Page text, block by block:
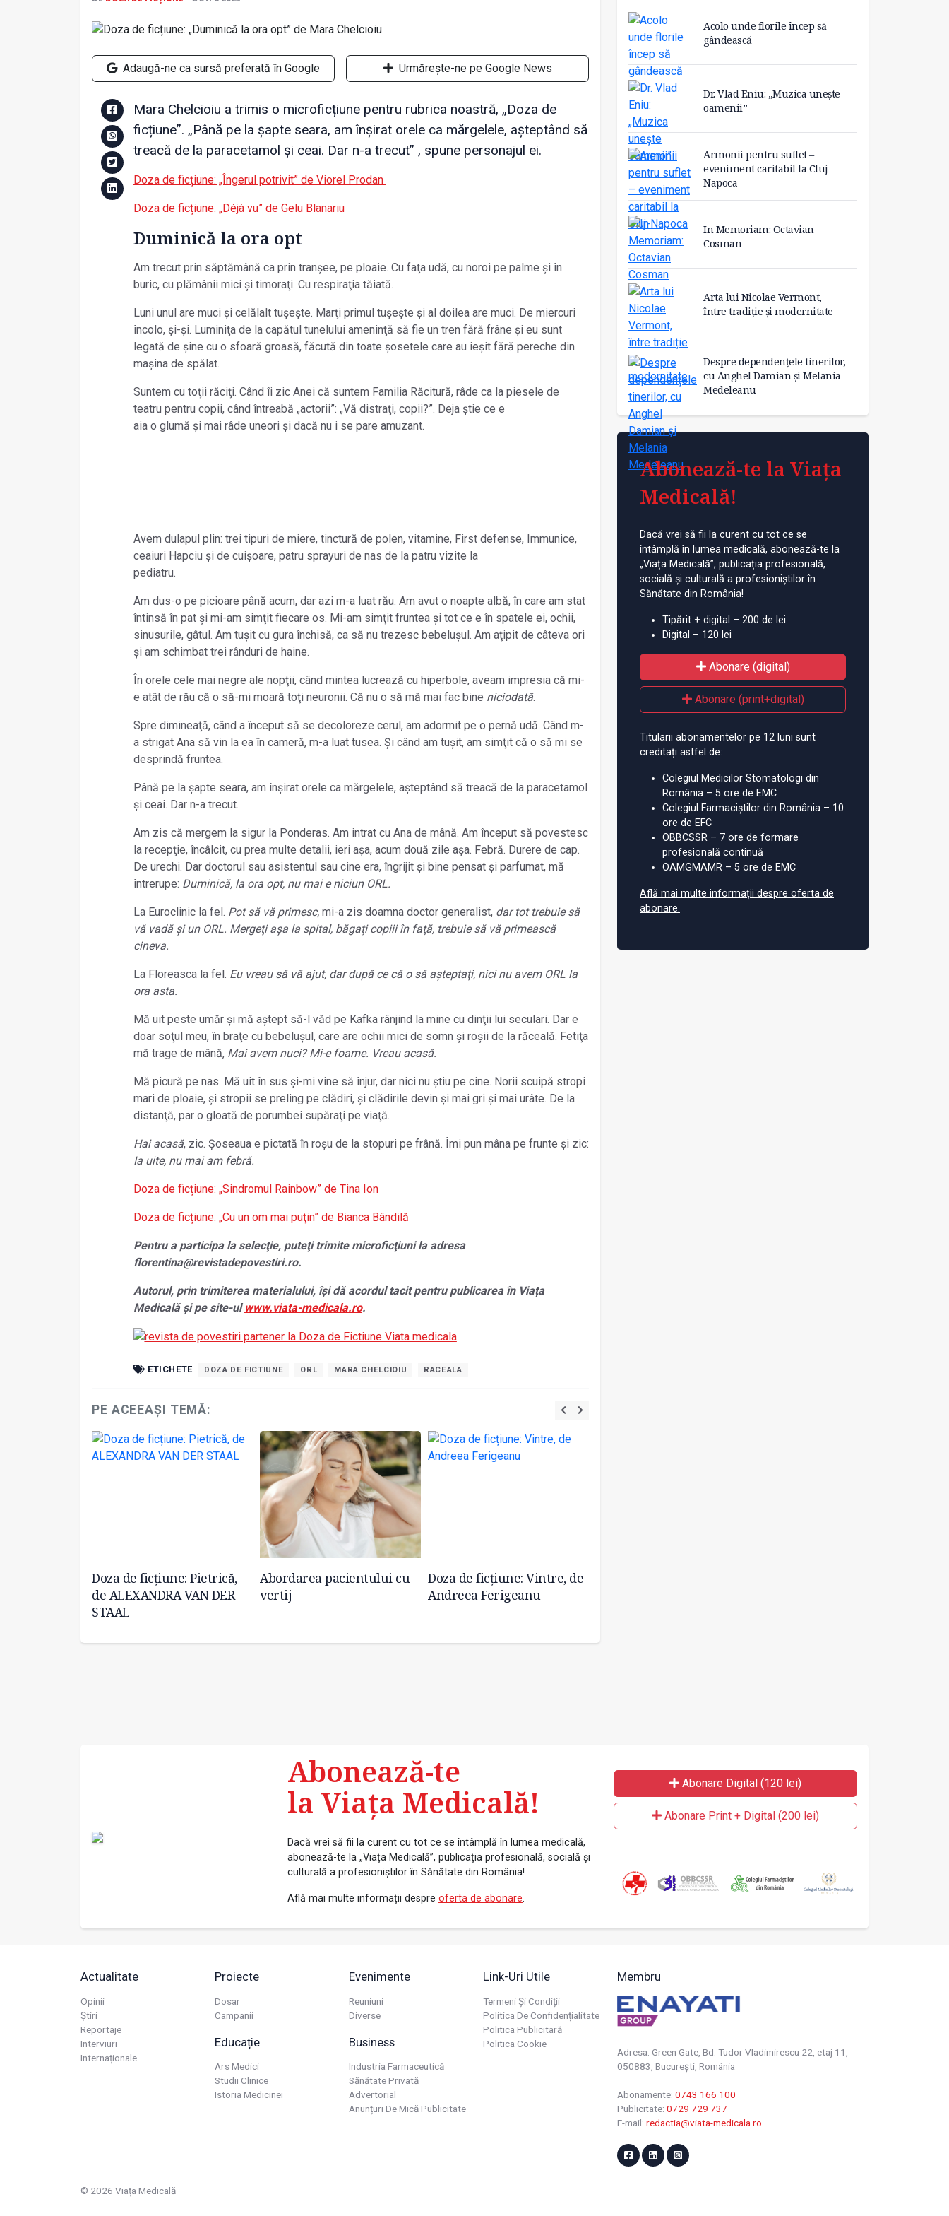
Adaugă-ne ca sursă preferată în Google Urmărește-ne pe Google News
Mara Chelcioiu a trimis o microficțiune pentru rubrica noastră, „Doza de
ficțiune”. „Până pe la șapte seara, am înșirat orele ca mărgelele, așteptând să
treacă de la paracetamol și ceai. Dar n-a trecut” , spune personajul ei.
Doza de ficțiune: „Îngerul potrivit” de Viorel Prodan
Doza de ficțiune: „Déjà vu” de Gelu Blanariu
Duminică la ora opt
Am trecut prin săptămână ca prin tranșee, pe ploaie. Cu faţa udă, cu noroi pe palme și în
buric, cu plămânii mici și timoraţi. Cu respiraţia tăiată.
Luni unul are muci și celălalt tușește. Marţi primul tușește și al doilea are muci. De miercuri
încolo, și-și. Luminiţa de la capătul tunelului ameninţă să fie un tren fără frâne și eu sunt
legată de șine cu o sfoară groasă, făcută din toate șosetele care au ieșit fără pereche din
mașina de spălat.
Suntem cu toţii răciţi. Când îi zic Anei că suntem Familia Răcitură, râde ca la piesele de
teatru pentru copii, când întreabă „actorii”: „Vă distraţi, copii?”. Deja știe ce e
aia o glumă și mai râde uneori și dacă nu i se pare amuzant.
Avem dulapul plin: trei tipuri de miere, tinctură de polen, vitamine, First defense, Immunice,
ceaiuri Hapciu și de cuișoare, patru sprayuri de nas de la patru vizite la
pediatru.
Am dus-o pe picioare până acum, dar azi m-a luat rău. Am avut o noapte albă, în care am stat
întinsă în pat și mi-am simţit fiecare os. Mi-am simţit fruntea și tot ce e în spatele ei, ochii,
sinusurile, gâtul. Am tușit cu gura închisă, ca să nu trezesc bebelușul. Am aţipit de câteva ori
și am schimbat trei rânduri de haine.
În orele cele mai negre ale nopţii, când mintea lucrează cu hiperbole, aveam impresia că mi-
e atât de rău că o să-mi moară toţi neuronii. Că nu o să mă mai fac bine niciodată.
Spre dimineaţă, când a început să se decoloreze cerul, am adormit pe o pernă udă. Când m-
a strigat Ana să vin la ea în cameră, m-a luat tusea. Și când am tușit, am simţit că o să mi se
desprindă fruntea.
Până pe la șapte seara, am înșirat orele ca mărgelele, așteptând să treacă de la paracetamol
și ceai. Dar n-a trecut.
Am zis că mergem la sigur la Ponderas. Am intrat cu Ana de mână. Am început să povestesc
la recepţie, încâlcit, cu prea multe detalii, ieri așa, acum două zile așa. Febră. Durere de cap.
De urechi. Dar doctorul sau asistentul sau cine era, îngrijit și bine pensat și parfumat, mă
întrerupe: Duminică, la ora opt, nu mai e niciun ORL.
La Euroclinic la fel. Pot să vă primesc,mi-a zis doamna doctor generalist,dar tot trebuie să
vă vadă și un ORL. Mergeţi așa la spital, băgaţi copiii în faţă, trebuie să vă primească
cineva.
La Floreasca la fel. Eu vreau să vă ajut, dar după ce că o să așteptaţi, nici nu avem ORL la
ora asta.
Mă uit peste umăr și mă aștept să-l văd pe Kafka rânjind la mine cu dinţii lui seculari. Dar e
doar soţul meu, în braţe cu bebelușul, care are ochii mici de somn și roșii de la răceală. Fetiţa
mă trage de mână, Mai avem nuci? Mi-e foame. Vreau acasă.
Mă picură pe nas. Mă uit în sus și-mi vine să înjur, dar nici nu știu pe cine. Norii scuipă stropi
mari de ploaie, și stropii se preling pe clădiri, și clădirile devin și mai gri și mai urâte. De la
distanţă, par o gloată de porumbei supăraţi pe viaţă.
Hai acasă, zic. Șoseaua e pictată în roșu de la stopuri pe frână. Îmi pun mâna pe frunte și zic:
Ia uite, nu mai am febră.
Doza de ficțiune: „Sindromul Rainbow” de Tina Ion
Doza de ficțiune: „Cu un om mai puţin” de Bianca Bândilă
Pentru a participa la selecţie, puteţi trimite microficţiuni la adresa
florentina@revistadepovestiri.ro.
Autorul, prin trimiterea materialului, își dă acordul tacit pentru publicarea în Viața
Medicală și pe site-ul www.viata-medicala.ro.
ETICHETE DOZA DE FICTIUNE ORL MARA CHELCIOIU RACEALA
PE ACEEAȘI TEMĂ:
Doza de ficțiune: Pietrică,
de ALEXANDRA VAN DER
STAAL
Abordarea pacientului cu
vertij
Doza de ficțiune: Vintre, de
Andreea Ferigeanu
Acolo unde florile încep să
gândească
Dr. Vlad Eniu: „Muzica unește
oamenii”
Armonii pentru suflet –
eveniment caritabil la Cluj-
Napoca
In Memoriam: Octavian
Cosman
Arta lui Nicolae Vermont,
între tradiție și modernitate
Despre dependențele tinerilor,
cu Anghel Damian și Melania
Medeleanu
Abonează-te la Viața
Medicală!
Dacă vrei să fii la curent cu tot ce se
întâmplă în lumea medicală, abonează-te la
„Viața Medicală”, publicația profesională,
socială și culturală a profesioniștilor în
Sănătate din România!
Tipărit + digital – 200 de lei
Digital – 120 lei
Abonare (digital)
Abonare (print+digital)
Titularii abonamentelor pe 12 luni sunt
creditați astfel de:
Colegiul Medicilor Stomatologi din
România – 5 ore de EMC
Colegiul Farmaciștilor din România – 10
ore de EFC
OBBCSSR – 7 ore de formare
profesională continuă
OAMGMAMR – 5 ore de EMC
Află mai multe informații despre oferta de
abonare.
Abonează-te
la Viața Medicală!
Dacă vrei să fii la curent cu tot ce se întâmplă în lumea medicală,
abonează-te la „Viața Medicală”, publicația profesională, socială și
culturală a profesioniștilor în Sănătate din România!
Află mai multe informații despre oferta de abonare.
Abonare Digital (120 lei)
Abonare Print + Digital (200 lei)
Actualitate
Opinii
Știri
Reportaje
Interviuri
Internaționale
Proiecte
Dosar
Campanii
Educație
Ars Medici
Studii Clinice
Istoria Medicinei
Evenimente
Reuniuni
Diverse
Business
Industria Farmaceutică
Sănătate Privată
Advertorial
Anunțuri De Mică Publicitate
Link-Uri Utile
Termeni Și Condiții
Politica De Confidențialitate
Politica Publicitară
Politica Cookie
Membru
Adresa: Green Gate, Bd. Tudor Vladimirescu 22, etaj 11,
050883, Bucureşti, România
Abonamente: 0743 166 100
Publicitate: 0729 729 737
E-mail: redactia@viata-medicala.ro
© 2026 Viața Medicală